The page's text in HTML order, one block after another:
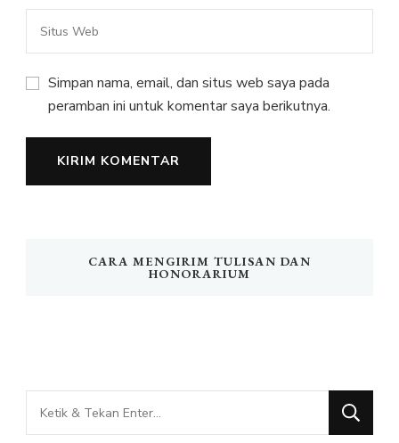
Simpan nama, email, dan situs web saya pada
peramban ini untuk komentar saya berikutnya.
CARA MENGIRIM TULISAN DAN
HONORARIUM
Mencari
Sesuatu?